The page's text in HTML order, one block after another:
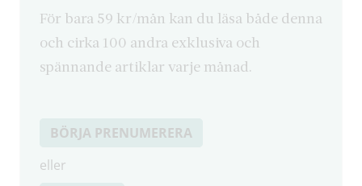
För bara 59 kr/mån kan du läsa både denna
och cirka 100 andra exklusiva och
spännande artiklar varje månad.
BÖRJA PRENUMERERA
eller